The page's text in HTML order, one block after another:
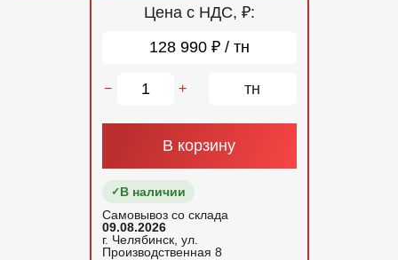
Цена с НДС, ₽:
128 990 ₽ / тн
− + тн
В корзину
В наличии
Самовывоз со склада
09.08.2026
г. Челябинск, ул.
Производственная 8